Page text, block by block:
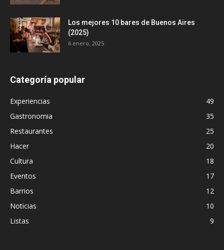
Los mejores 10 bares de Buenos Aires
(2025)
6 enero, 2025
Categoría popular
Experiencias
49
Gastronomia
35
Restaurantes
25
Hacer
20
Cultura
18
Eventos
17
Barrios
12
Noticias
10
Listas
9